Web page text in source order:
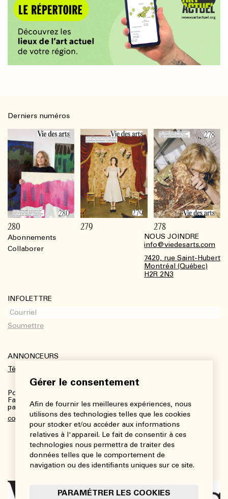
Gérer le consentement
Afin de fournir les meilleures expériences, nous
utilisons des technologies telles que les cookies
pour stocker et/ou accéder aux informations
relatives à l'appareil. Le fait de consentir à ces
technologies nous permettra de traiter des
données telles que le comportement de
navigation ou des identifiants uniques sur ce site.
PARAMÉTRER LES COOKIES
Abonnements
Collaborer
NOUS JOINDRE
info@viedesarts.com
7420, rue Saint-Hubert
Montréal (Québec)
H2R 2N3
INFOLETTRE
ANNONCEURS
Télécharger le kit média
Pour plus de renseignements :
Fanny Charbonneau, Responsable des communications,
partenariats et publicités
communications@viedesarts.com
Derniers numéros
280 279 278